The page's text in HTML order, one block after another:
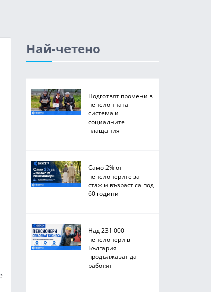
Най-четено
Подготвят промени в
пенсионната
система и
социалните
плащания
Само 2% от
пенсионерите за
стаж и възраст са под
60 години
Над 231 000
пенсионери в
България
продължават да
работят